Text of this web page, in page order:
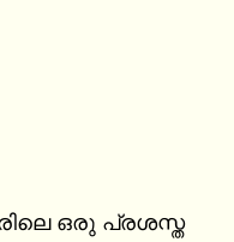
ഒരു പ്രശസ്ത